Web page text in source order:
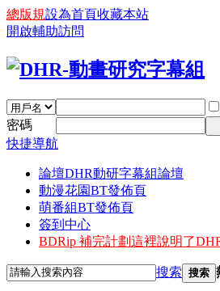
總版規設為首頁收藏本站
開啟輔助訪問
密碼
快捷導航
論壇DHR動研字幕組論壇
動漫花園BT發佈頁
萌番組BT發佈頁
簽到中心
BDRip 補完計劃這裡說明了
搜索 搜索